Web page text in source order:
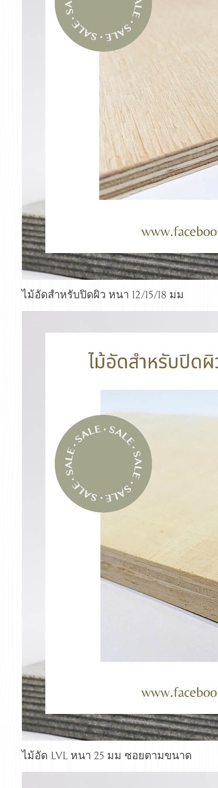
ไม้อัดสำหรับปิดผิว หนา 12/15/18 มม
ไม้อัด LVL หนา 25 มม ซอยตามขนาด